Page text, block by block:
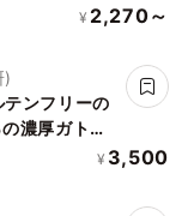
ロースイー
¥ 2,270～
)
ンフリーの
濃厚ガトー
¥ 3,500